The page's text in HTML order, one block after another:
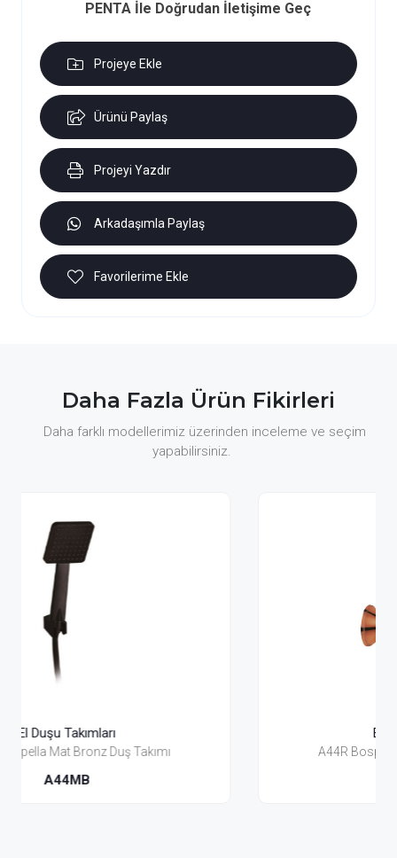
PENTA İle Doğrudan İletişime Geç
Projeye Ekle
Ürünü Paylaş
Projeyi Yazdır
Arkadaşımla Paylaş
Favorilerime Ekle
Daha Fazla Ürün Fikirleri
Daha farklı modellerimiz üzerinden inceleme ve seçim
yapabilirsiniz.
A44R Bosphorus 6 Bronz Duş Takımı